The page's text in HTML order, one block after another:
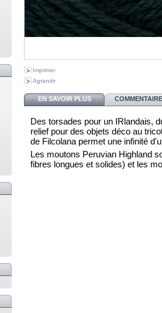
Imprimer
Agrandir
EN SAVOIR PLUS
Des torsades pour un IRlandais,
relief pour des objets déco au
de Filcolana permet une infinité
Les moutons Peruvian Highland
fibres longues et solides) et les